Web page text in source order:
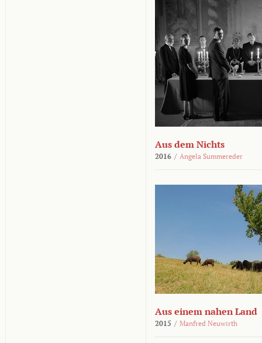
Aus dem Nichts
2016 / Angela Summereder
Aus einem nahen Land
2015 / Manfred Neuwirth